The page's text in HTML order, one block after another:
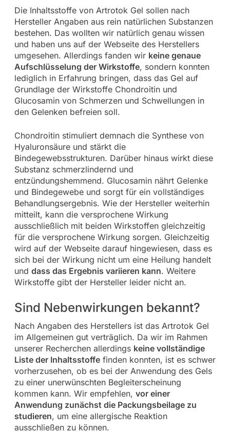
Die Inhaltsstoffe von Artrotok Gel sollen nach
Hersteller Angaben aus rein natürlichen Substanzen
bestehen. Das wollten wir natürlich genau wissen
und haben uns auf der Webseite des Herstellers
umgesehen. Allerdings fanden wir keine genaue
Aufschlüsselung der Wirkstoffe, sondern konnten
lediglich in Erfahrung bringen, dass das Gel auf
Grundlage der Wirkstoffe Chondroitin und
Glucosamin von Schmerzen und Schwellungen in
den Gelenken befreien soll.
Chondroitin stimuliert demnach die Synthese von
Hyaluronsäure und stärkt die
Bindegewebsstrukturen. Darüber hinaus wirkt diese
Substanz schmerzlindernd und
entzündungshemmend. Glucosamin nährt Gelenke
und Bindegewebe und sorgt für ein vollständiges
Behandlungsergebnis. Wie der Hersteller weiterhin
mitteilt, kann die versprochene Wirkung
ausschließlich mit beiden Wirkstoffen gleichzeitig
für die versprochene Wirkung sorgen. Gleichzeitig
wird auf der Webseite darauf hingewiesen, dass es
sich bei der Wirkung nicht um eine Heilung handelt
und dass das Ergebnis variieren kann. Weitere
Wirkstoffe gibt der Hersteller leider nicht an.
Sind Nebenwirkungen bekannt?
Nach Angaben des Herstellers ist das Artrotok Gel
im Allgemeinen gut verträglich. Da wir im Rahmen
unserer Recherchen allerdings keine vollständige
Liste der Inhaltsstoffefinden konnten, ist es schwer
vorherzusehen, ob es bei der Anwendung des Gels
zu einer unerwünschten Begleiterscheinung
kommen kann. Wir empfehlen, vor einer
Anwendung zunächst die Packungsbeilage zu
studieren, um eine allergische Reaktion
ausschließen zu können.